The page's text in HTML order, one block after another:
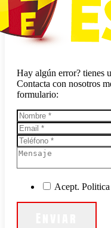
Hay algún error? tienes
Contacta con nosotros
formulario:
Acept.